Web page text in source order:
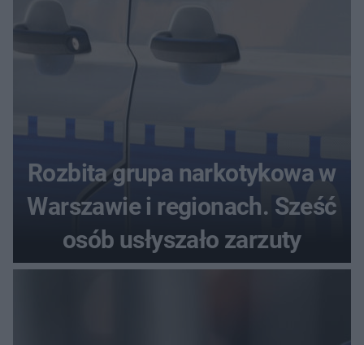
Rozbita grupa narkotykowa w
Warszawie i regionach. Sześć
osób usłyszało zarzuty